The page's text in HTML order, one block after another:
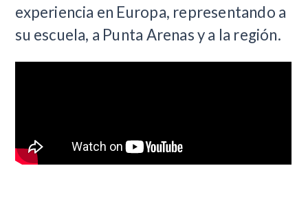
experiencia en Europa, representando a
su escuela, a Punta Arenas y a la región.